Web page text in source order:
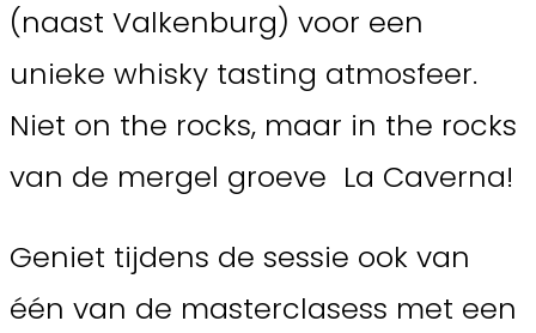
(naast Valkenburg) voor een
unieke whisky tasting atmosfeer.
Niet on the rocks, maar in the rocks
van de mergel groeve La Caverna!
Geniet tijdens de sessie ook van
één van de masterclasess met een